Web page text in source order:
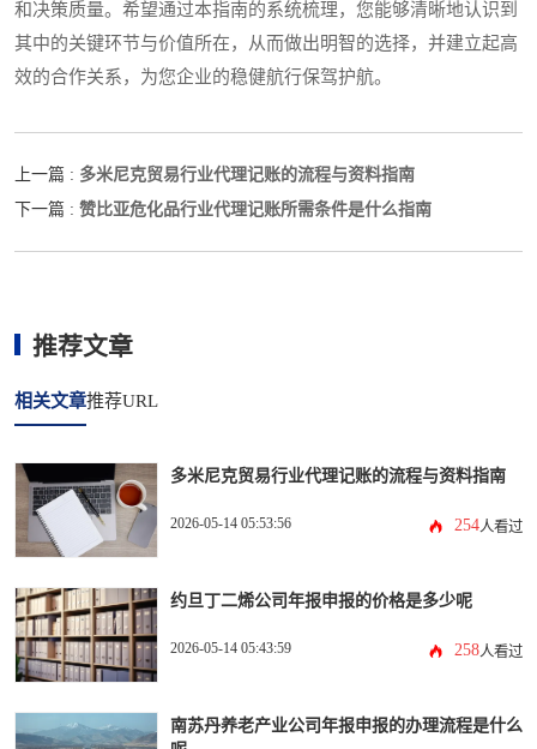
和决策质量。希望通过本指南的系统梳理，您能够清晰地认识到
其中的关键环节与价值所在，从而做出明智的选择，并建立起高
效的合作关系，为您企业的稳健航行保驾护航。
上一篇 : 多米尼克贸易行业代理记账的流程与资料指南
下一篇 : 赞比亚危化品行业代理记账所需条件是什么指南
推荐文章
相关文章推荐URL
多米尼克贸易行业代理记账的流程与资料指南
2026-05-14 05:53:56 254人看过
约旦丁二烯公司年报申报的价格是多少呢
2026-05-14 05:43:59 258人看过
南苏丹养老产业公司年报申报的办理流程是什么